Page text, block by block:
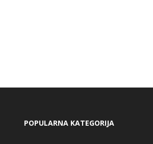
POPULARNA KATEGORIJA